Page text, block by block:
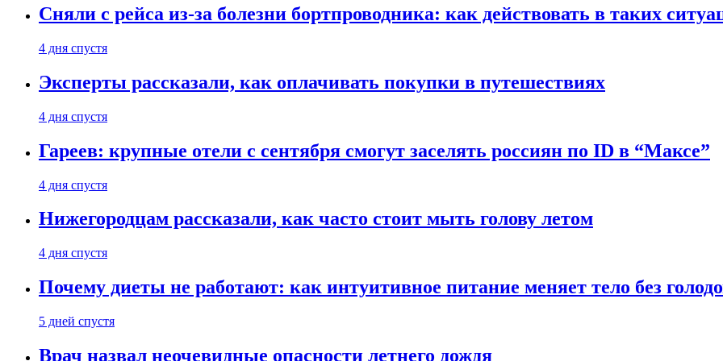
Сняли с рейса из-за болезни бортпроводника: как действовать в таких
4 дня спустя
Эксперты рассказали, как оплачивать покупки в путешествиях
4 дня спустя
Гареев: крупные отели с сентября смогут заселять россиян по ID в “Максе”
4 дня спустя
Нижегородцам рассказали, как часто стоит мыть голову летом
4 дня спустя
Почему диеты не работают: как интуитивное питание меняет тело без
5 дней спустя
Врач назвал неочевидные опасности летнего дождя